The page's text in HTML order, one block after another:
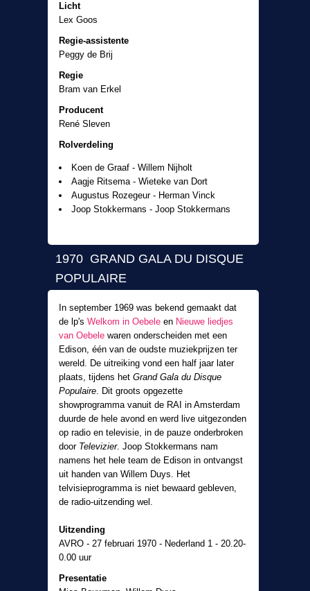
Licht
Lex Goos
Regie-assistente
Peggy de Brij
Regie
Bram van Erkel
Producent
René Sleven
Rolverdeling
Koen de Graaf - Willem Nijholt
Aagje Ritsema - Wieteke van Dort
Augustus Rozegeur - Herman Vinck
Joop Stokkermans - Joop Stokkermans
1970 GRAND GALA DU DISQUE
POPULAIRE
In september 1969 was bekend gemaakt dat
de lp's Welkom in Oebele en Nieuwe liedjes
van Oebele waren onderscheiden met een
Edison, één van de oudste muziekprijzen ter
wereld. De uitreiking vond een half jaar later
plaats, tijdens het Grand Gala du Disque
Populaire. Dit groots opgezette
showprogramma vanuit de RAI in Amsterdam
duurde de hele avond en werd live uitgezonden
op radio en televisie, in de pauze onderbroken
door Televizier. Joop Stokkermans nam
namens het hele team de Edison in ontvangst
uit handen van Willem Duys. Het
telvisieprogramma is niet bewaard gebleven,
de radio-uitzending wel.
Uitzending
AVRO - 27 februari 1970 - Nederland 1 - 20.20-
0.00 uur
Presentatie